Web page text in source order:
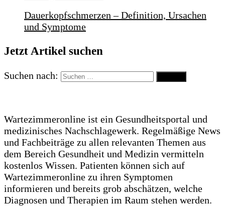
Dauerkopfschmerzen – Definition, Ursachen
und Symptome
Jetzt Artikel suchen
Suchen nach:
Wartezimmeronline ist ein Gesundheitsportal und
medizinisches Nachschlagewerk. Regelmäßige News
und Fachbeiträge zu allen relevanten Themen aus
dem Bereich Gesundheit und Medizin vermitteln
kostenlos Wissen. Patienten können sich auf
Wartezimmeronline zu ihren Symptomen
informieren und bereits grob abschätzen, welche
Diagnosen und Therapien im Raum stehen werden.